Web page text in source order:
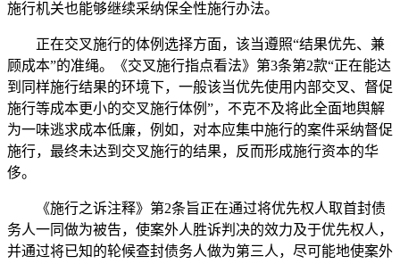
施行机关也能够继续采纳保全性施行办法。
正在交叉施行的体例选择方面，该当遵照“结果优先、兼
顾成本”的准绳。《交叉施行指点看法》第3条第2款“正在能达
到同样施行结果的环境下，一般该当优先使用内部交叉、督促
施行等成本更小的交叉施行体例”，不克不及将此全面地舆解
为一味逃求成本低廉，例如，对本应集中施行的案件采纳督促
施行，最终未达到交叉施行的结果，反而形成施行资本的华
侈。
《施行之诉注释》第2条旨正在通过将优先权人取首封债
务人一同做为被告，使案外人胜诉判决的效力及于优先权人，
并通过将已知的轮候查封债务人做为第三人，尽可能地使案外